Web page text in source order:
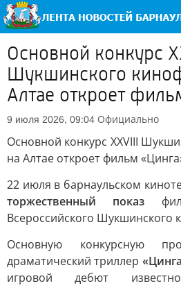
Основной конкурс
Шукшинского
Алтае откроет
9 июля 2026, 09:04 Официально
Основной конкурс XXVIII
на Алтае откроет фильм
22 июля в барнаульском
торжественный показ
Всероссийского Шукшинского
Основную конкурсную
драматический триллер
игровой дебют